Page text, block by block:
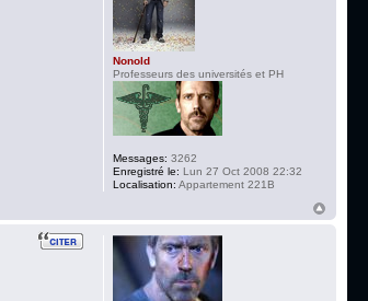
Nonold
Professeurs des universités et PH
Messages: 3262
Enregistré le: Lun 27 Oct 2008 22:32
Localisation: Appartement 221B